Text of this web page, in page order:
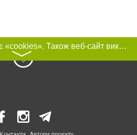
Цей сайт використовує «cookies». Також веб-сайт використовує інтернет-сервіс для збору технічних даних стосовно відвідувачів з метою отримання маркетингової та статистичної інформації. Умови обробки даних відвідувачів сайту див.
〉